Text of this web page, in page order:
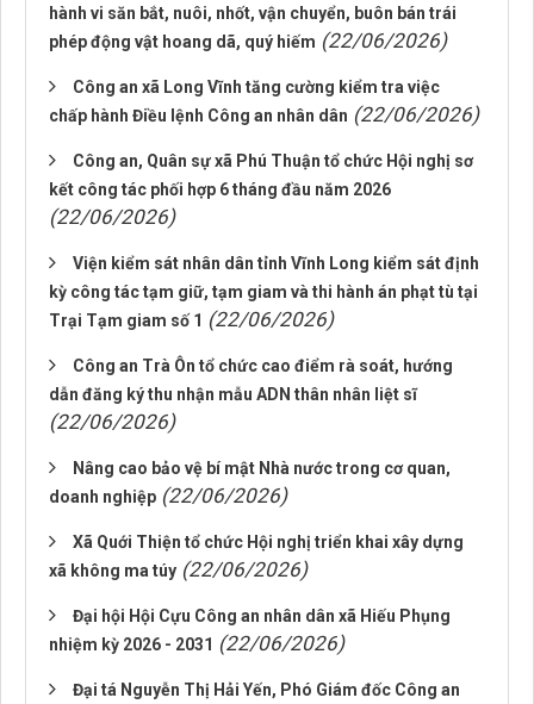
hành vi săn bắt, nuôi, nhốt, vận chuyển, buôn bán trái
phép động vật hoang dã, quý hiếm (22/06/2026)
Công an xã Long Vĩnh tăng cường kiểm tra việc
chấp hành Điều lệnh Công an nhân dân (22/06/2026)
Công an, Quân sự xã Phú Thuận tổ chức Hội nghị sơ
kết công tác phối hợp 6 tháng đầu năm 2026
(22/06/2026)
Viện kiểm sát nhân dân tỉnh Vĩnh Long kiểm sát định
kỳ công tác tạm giữ, tạm giam và thi hành án phạt tù tại
Trại Tạm giam số 1 (22/06/2026)
Công an Trà Ôn tổ chức cao điểm rà soát, hướng
dẫn đăng ký thu nhận mẫu ADN thân nhân liệt sĩ
(22/06/2026)
Nâng cao bảo vệ bí mật Nhà nước trong cơ quan,
doanh nghiệp (22/06/2026)
Xã Quới Thiện tổ chức Hội nghị triển khai xây dựng
xã không ma túy (22/06/2026)
Đại hội Hội Cựu Công an nhân dân xã Hiếu Phụng
nhiệm kỳ 2026 - 2031 (22/06/2026)
Đại tá Nguyễn Thị Hải Yến, Phó Giám đốc Công an